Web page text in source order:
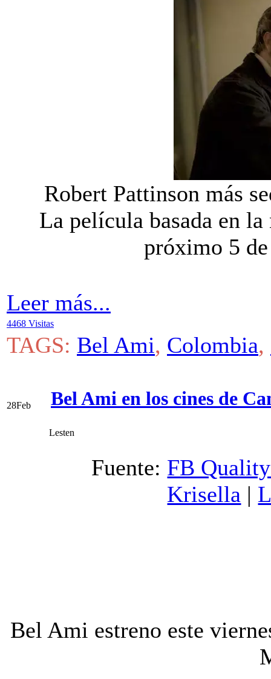
Robert Pattinson más
La película basada en
próximo 5
Leer más...
4468 Visitas
TAGS: Bel Ami, Colombia,
28Feb Bel Ami en los cines de
Lesten
Fuente: FB
Krisella |
Bel Ami estreno este